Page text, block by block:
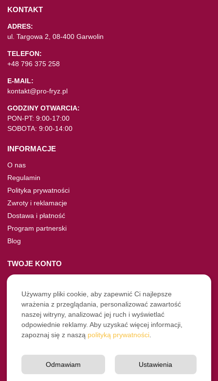
KONTAKT
ADRES:
ul. Targowa 2, 08-400 Garwolin
TELEFON:
+48 796 375 258
E-MAIL:
kontakt@pro-fryz.pl
GODZINY OTWARCIA:
PON-PT: 9:00-17:00
SOBOTA: 9:00-14:00
INFORMACJE
O nas
Regulamin
Polityka prywatności
Zwroty i reklamacje
Dostawa i płatność
Program partnerski
Blog
TWOJE KONTO
Moje konto
Nie pamiętasz hasła?
Twoje zamówienia
NASZE SOCIALE
Instagram
Używamy pliki cookie, aby zapewnić Ci najlepsze
wrażenia z przeglądania, personalizować zawartość
naszej witryny, analizować jej ruch i wyświetlać
odpowiednie reklamy. Aby uzyskać więcej informacji,
zapoznaj się z naszą polityką prywatności
Ustawienia
Odmawiam